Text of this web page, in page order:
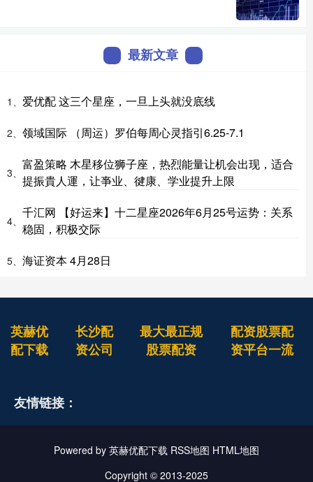
最新文章
1、 爱优配 这三个星座，一旦上头就没底线
2、 领域国际 （周运）罗伯每周心灵指引6.25-7.1
3、
富盈策略 木星移位狮子座，热烈能量让机会出现，适合
提振貴人運，让亊业、徤康、学业提升上限
4、
千汇网 【好运来】十二星座2026年6月25号运势：关系
稳固，积极交际
5、 海证资本 4月28日
英赫优
配下载
长沙配
资公司
最大最正规
股票配资
配资股票配
资平台一流
友情链接：
Powered by 英赫优配下载 RSS地图 HTML地图
Copyright © 2013-2025